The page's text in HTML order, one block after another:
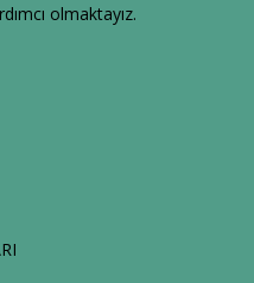
olmaktayız.